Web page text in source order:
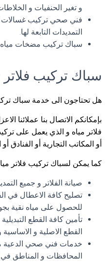
و تغير الحنفيات و
فني صحي تركيب غسالات
التمديدات التابعة لها.
سباك تركيب مضخات مياه
سباك تركيب فلاتر
هل تحتاجون الى خدمة سباك
بإمكانكم الاتصال بنا عملائنا
فلاتر مياه و الذي يعمل على
أو المكاتب التجارية أو الفنادق
كما يمكن لسباك تركيب فلاتر
صيانة الفلاتر و جميع
تصليح كافة الاعطال في
للحصول على مياه نقية
تأمين كافة القطع
القطع الاصلية و الاساسية
خدمات فني صحي الدعية
المحافظات و المناطق في